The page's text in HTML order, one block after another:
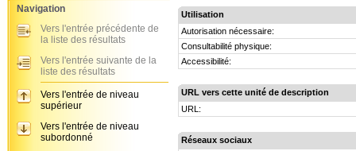
Utilisation
Autorisation nécessaire:
Consultabilité physique:
Accessibilité:
URL vers cette unité de description
URL:
Réseaux sociaux
Navigation
Vers l'entrée précédente de
la liste des résultats
Vers l'entrée suivante de la
liste des résultats
Vers l'entrée de niveau
supérieur
Vers l'entrée de niveau
subordonné